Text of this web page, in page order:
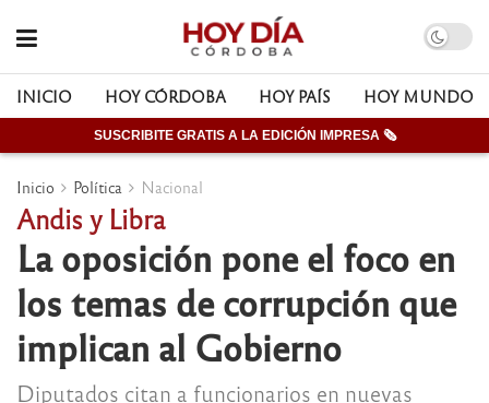
INICIO HOY CÓRDOBA HOY PAÍS HOY MUNDO
SUSCRIBITE GRATIS A LA EDICIÓN IMPRESA 🗞
Inicio Política Nacional
Andis y Libra
La oposición pone el foco en
los temas de corrupción que
implican al Gobierno
Diputados citan a funcionarios en nuevas